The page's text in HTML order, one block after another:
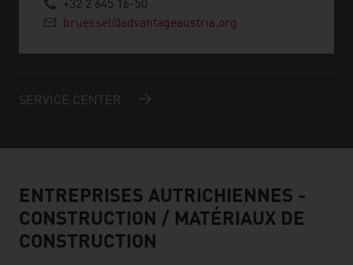
+32 2 645 16-50
bruessel@advantageaustria.org
SERVICE CENTER
ENTREPRISES AUTRICHIENNES -
CONSTRUCTION / MATÉRIAUX DE
CONSTRUCTION